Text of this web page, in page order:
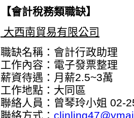
【會計稅務類職缺】
大西南貿易有限公司
職缺名稱：會計行政助理
工作內容：電子發票整理
薪資待遇：月薪2.5~3萬
工作地點：大同區
聯絡人員：曾琴玲小姐 02-
聯絡方式：